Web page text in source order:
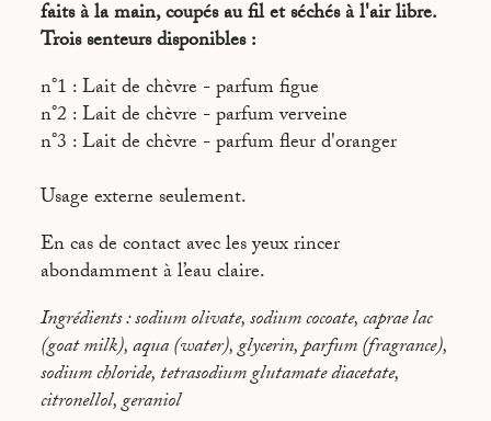
faits à la main, coupés au fil et séchés à l'air libre.
Trois senteurs disponibles :
n°1 : Lait de chèvre - parfum figue
n°2 : Lait de chèvre - parfum verveine
n°3 : Lait de chèvre - parfum fleur d'oranger
Usage externe seulement.
En cas de contact avec les yeux rincer
abondamment à l’eau claire.
Ingrédients : sodium olivate, sodium cocoate, caprae lac
(goat milk), aqua (water), glycerin, parfum (fragrance),
sodium chloride, tetrasodium glutamate diacetate,
citronellol, geraniol